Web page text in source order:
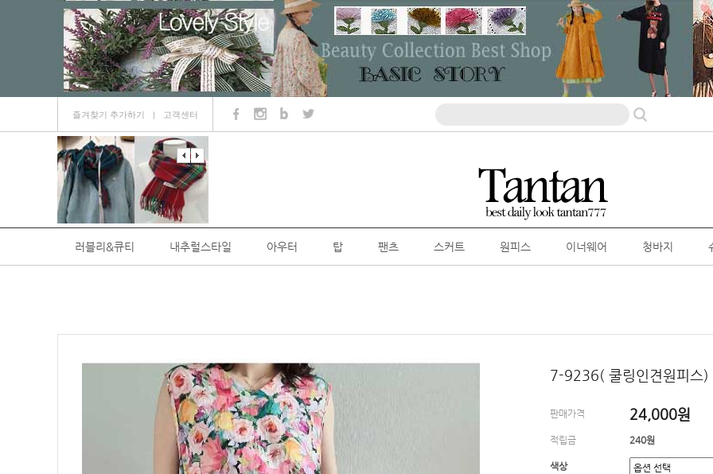
즐겨찾기 추가하기 ㅣ 고객센터
러블리&큐티 내추럴스타일 아우터 탑 팬츠 스커트 원피스 이너웨어 청바지
7-9236( 쿨링인견원피스)
판매가격 24,000원
적립금 240원
색상